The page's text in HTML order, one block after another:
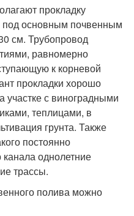
прокладку
под основным почвенным
см. Трубопровод
равномерно
к корневой
прокладки хорошо
участке с виноградными
теплицами, в
грунта. Также
постоянно
однолетние
трассы.
полива можно